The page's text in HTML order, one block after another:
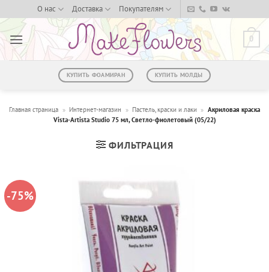
to
content
О нас Доставка Покупателям
0
КУПИТЬ ФОАМИРАН КУПИТЬ МОЛДЫ
Главная страница » Интернет-магазин » Пастель, краски и лаки » Акриловая краска
Vista-Artista Studio 75 мл, Светло-фиолетовый (05/22)
ФИЛЬТРАЦИЯ
-75%